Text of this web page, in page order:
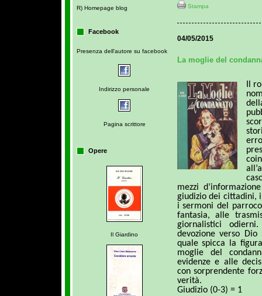
R) Homepage blog
Facebook
Presenza dell'autore su facebook
Indirizzo personale
Pagina scrittore
Opere
Il Giardino
Stampa
04/05/2015
La moglie del
Il
mezzi
giudizio dei cittadini,
i sermoni del
fantasia, alle
giornalistici
devozione verso
quale spicca la
moglie del
evidenze e alle
con sorprendente
verità.
Giudizio (0-3) = 1